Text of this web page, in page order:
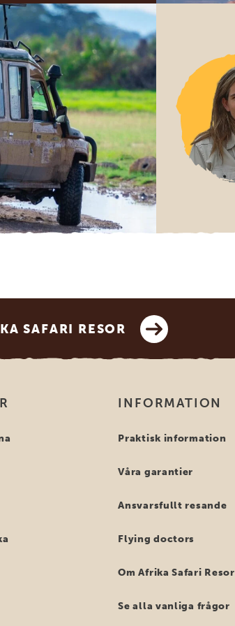
SAFARI RESOR
INFORMATION
Praktisk information
Våra garantier
Ansvarsfullt resande
Flying doctors
Om Afrika Safari Resor
Se alla vanliga frågor